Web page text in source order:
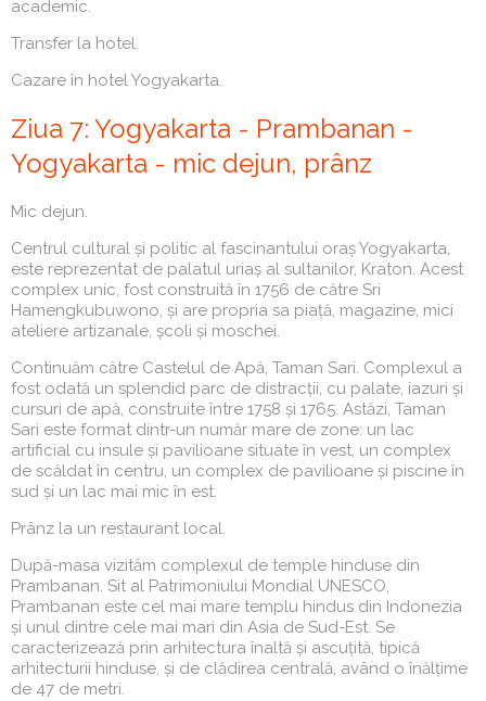
academic.
Transfer la hotel.
Cazare în hotel Yogyakarta.
Ziua 7: Yogyakarta - Prambanan -
Yogyakarta - mic dejun, prânz
Mic dejun.
Centrul cultural și politic al fascinantului oraș Yogyakarta,
este reprezentat de palatul uriaș al sultanilor, Kraton. Acest
complex unic, fost construită în 1756 de către Sri
Hamengkubuwono, și are propria sa piață, magazine, mici
ateliere artizanale, școli și moschei.
Continuăm către Castelul de Apă, Taman Sari. Complexul a
fost odată un splendid parc de distracții, cu palate, iazuri și
cursuri de apă, construite între 1758 și 1765. Astăzi, Taman
Sari este format dintr-un număr mare de zone: un lac
artificial cu insule și pavilioane situate în vest, un complex
de scăldat în centru, un complex de pavilioane și piscine în
sud și un lac mai mic în est.
Prânz la un restaurant local.
După-masa vizităm complexul de temple hinduse din
Prambanan. Sit al Patrimoniului Mondial UNESCO,
Prambanan este cel mai mare templu hindus din Indonezia
și unul dintre cele mai mari din Asia de Sud-Est. Se
caracterizează prin arhitectura înaltă și ascuțită, tipică
arhitecturii hinduse, și de clădirea centrală, având o înălțime
de 47 de metri.